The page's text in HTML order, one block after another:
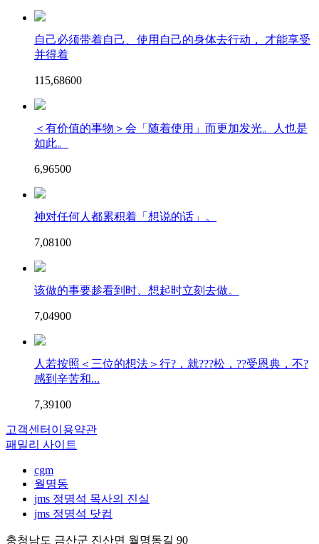
自己必须带着自己、使用自己的身体去行动， 才能享受
并得着
115,68600
＜有价值的事物＞会「随着使用」而更加发光。人也是
如此。
6,96500
神对任何人都累积着「想说的话」。
7,08100
该做的事要趁看到时、想起时立刻去做。
7,04900
人若按照＜三位的想法＞行?，就???松，??受恩典，不?
感到辛苦和...
7,39100
고객센터 이용약관
패밀리 사이트
cgm
월명동
jms 정명석 목사의 진실
jms 정명석 닷컴
충청남도 금산군 진산면 월명동길 90